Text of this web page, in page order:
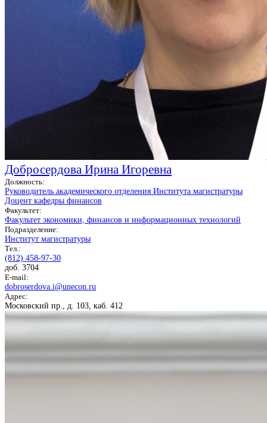
Добросердова Ирина Игоревна
Должность:
Руководитель академического отделения Института магистратуры
Доцент кафедры финансов
Факультет:
Факультет экономики, финансов и информационных технологий
Подразделение:
Институт магистратуры
Тел.:
(812) 458-97-30
доб. 3704
E-mail:
dobroserdova.i@unecon.ru
Адрес:
Московский пр., д. 103, каб. 412